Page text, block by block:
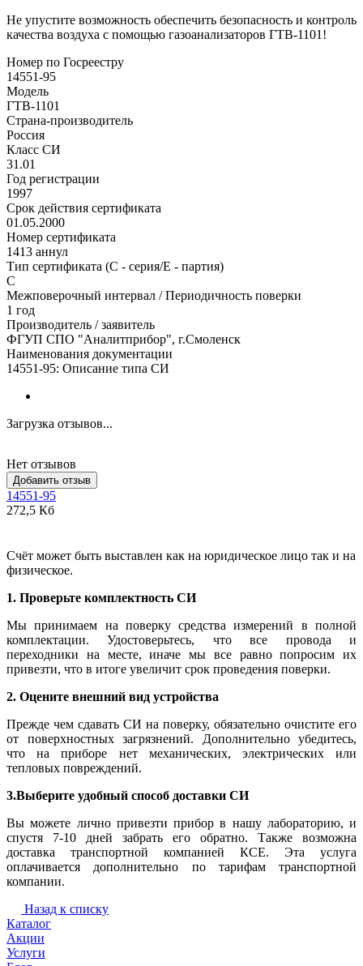
Не упустите возможность обеспечить безопасность и контроль
качества воздуха с помощью газоанализаторов ГТВ-1101!
Номер по Госреестру
14551-95
Модель
ГТВ-1101
Страна-производитель
Россия
Класс СИ
31.01
Год регистрации
1997
Срок действия сертификата
01.05.2000
Номер сертификата
1413 аннул
Тип сертификата (C - серия/E - партия)
С
Межповерочный интервал / Периодичность поверки
1 год
Производитель / заявитель
ФГУП СПО "Аналитприбор", г.Смоленск
Наименования документации
14551-95: Описание типа СИ
Загрузка отзывов...
Нет отзывов
Добавить отзыв
14551-95
272,5 Кб
Счёт может быть выставлен как на юридическое лицо так и на
физическое.
1. Проверьте комплектность СИ
Мы принимаем на поверку средства измерений в полной
комплектации. Удостоверьтесь, что все провода и
переходники на месте, иначе мы все равно попросим их
привезти, что в итоге увеличит срок проведения поверки.
2. Оцените внешний вид устройства
Прежде чем сдавать СИ на поверку, обязательно очистите его
от поверхностных загрязнений. Дополнительно убедитесь,
что на приборе нет механических, электрических или
тепловых повреждений.
3.Выберите удобный способ доставки СИ
Вы можете лично привезти прибор в нашу лабораторию, и
спустя 7-10 дней забрать его обратно. Также возможна
доставка транспортной компанией КСЕ. Эта услуга
оплачивается дополнительно по тарифам транспортной
компании.
Назад к списку
Каталог
Акции
Услуги